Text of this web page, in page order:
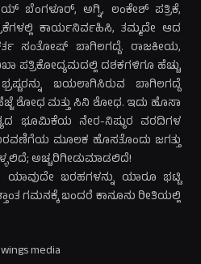
ಬೆಂಗಳೂರ್, ಅಗ್ನಿ, ಲಂಕೇಶ್ ಪತ್ರಿಕೆ,
ಕಾರ್ಯನಿರ್ವಹಿಸಿ, ತಮ್ಮದೇ ಆದ
ಸಂತೋಷ್ ಬಾಗಿಲಗದ್ದೆ. ರಾಜಕೀಯ,
ಪತ್ರಿಕೋದ್ಯಮದಲ್ಲಿ ದಶಕಗಳಿಗೂ ಹೆಚ್ಚು
ಬಯಲಾಗಿಸಿರುವ ಬಾಗಿಲಗದ್ದೆ
ಶೋಧ ಮತ್ತು ಸಿನಿ ಶೋಧ. ಇದು ಹೊಸಾ
ಭೂಮಿಕೆಯ ನೇರ-ನಿಷ್ಠುರ ವರದಿಗಳ
ಮೂಲಕ ಹೊಸತೊಂದು ಜಗತ್ತು
ಅಚ್ಚರಿಗೀಡುಮಾಡಲಿದೆ!
ಯಾವುದೇ ಬರಹಗಳನ್ನು ಯಾರೂ ಭಟ್ಟಿ
ಗಮನಕ್ಕೆ ಬಂದರೆ ಕಾನೂನು ರೀತಿಯಲ್ಲಿ
media